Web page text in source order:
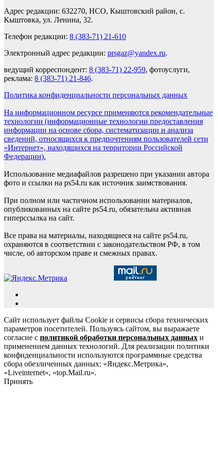
Адрес редакции: 632270, НСО, Кыштовский район, с.
Кыштовка, ул. Ленина, 32.
Телефон редакции: 8 (383-71) 21-610
Электронный адрес редакции: prsgaz@yandex.ru.
ведущий корреспондент: 8 (383-71) 22-959, фотоуслуги,
реклама: 8 (383-71) 21-846.
Политика конфиденциальности персональных данных
На информационном ресурсе применяются рекомендательные
технологии (информационные технологии предоставления
информации на основе сбора, систематизации и анализа
сведений, относящихся к предпочтениям пользователей сети
«Интернет», находящихся на территории Российской
Федерации).
Использование медиафайлов разрешено при указании автора
фото и ссылки на ps54.ru как источник заимствования.
При полном или частичном использовании материалов,
опубликованных на сайте ps54.ru, обязательна активная
гиперссылка на сайт.
Все права на материалы, находящиеся на сайте ps54.ru,
охраняются в соответствии с законодательством РФ, в том
числе, об авторском праве и смежных правах.
Сайт использует файлы Cookie и сервисы сбора технических
параметров посетителей. Пользуясь сайтом, вы выражаете
согласие с политикой обработки персональных данных и
применением данных технологий. Для реализации политики
конфиденциальности используются программные средства
сбора обезличенных данных: «Яндекс.Метрика»,
«Liveinternet», «top.Mail.ru».
Принять